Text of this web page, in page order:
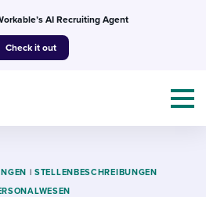
AI Recruiting Agent
Check it out
| STELLENBESCHREIBUNGEN